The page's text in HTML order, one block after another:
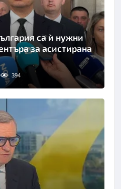
са ѝ нужни
за асистирана
394